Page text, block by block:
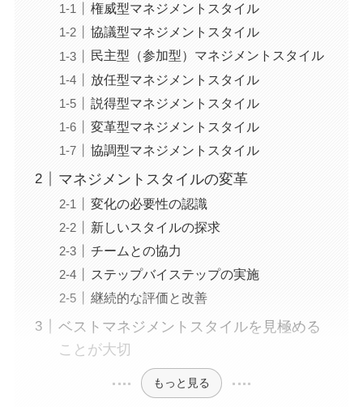
権威型マネジメントスタイル
協議型マネジメントスタイル
民主型（参加型）マネジメントスタイル
放任型マネジメントスタイル
説得型マネジメントスタイル
変革型マネジメントスタイル
協調型マネジメントスタイル
マネジメントスタイルの変革
変化の必要性の認識
新しいスタイルの探求
チームとの協力
ステップバイステップの実施
継続的な評価と改善
ベストマネジメントスタイルを見極める
ことが大切
もっと見る